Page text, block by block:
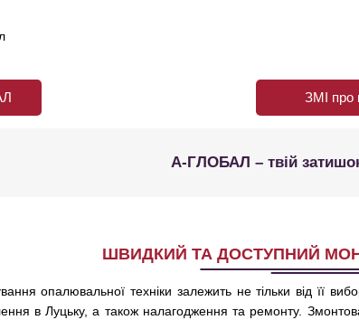
ЗМІ про
А-ГЛОБАЛ – твій
ШВИДКИЙ ТА ДОСТУПНИЙ
опалювальної техніки залежить не тільки від її
в Луцьку, а також налагодження та ремонту.